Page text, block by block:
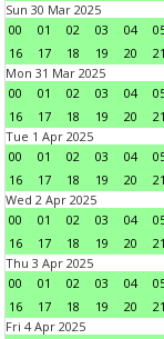
Sun 30 Mar 2025
00
01 02 03 04
16
17 18 19 20 21
Mon 31 Mar 2025
00
01 02 03 04
16
17 18 19 20 21
Tue 1 Apr 2025
00
01 02 03 04
16
17 18 19 20 21
Wed 2 Apr 2025
00
01 02 03 04
16
17 18 19 20 21
Thu 3 Apr 2025
00
01 02 03 04
16
17 18 19 20 21
Fri 4 Apr 2025